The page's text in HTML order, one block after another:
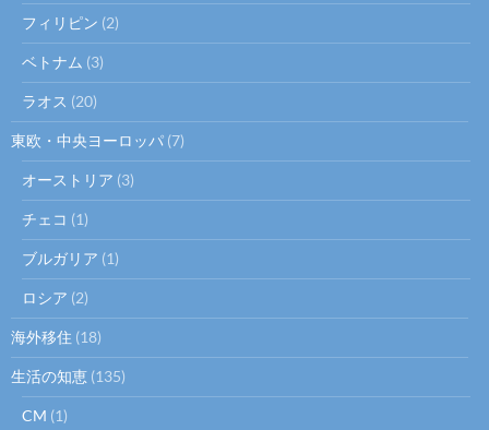
フィリピン (2)
ベトナム (3)
ラオス (20)
東欧・中央ヨーロッパ (7)
オーストリア (3)
チェコ (1)
ブルガリア (1)
ロシア (2)
海外移住 (18)
生活の知恵 (135)
CM (1)